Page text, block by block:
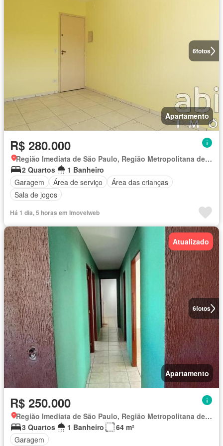
6fotos
Apartamento
R$ 280.000
Região Imediata de São Paulo, Região Metropolitana de São Paulo
2 Quartos
1 Banheiro
Garagem
Área de serviço
Área das crianças
Sala de jogos
Há 1 dia, 5 horas em Imovelweb
6fotos
Atualizado
Apartamento
R$ 250.000
Região Imediata de São Paulo, Região Metropolitana de São Paulo
3 Quartos
1 Banheiro
64 m²
Garagem